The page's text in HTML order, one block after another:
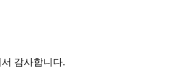
감사합니다.